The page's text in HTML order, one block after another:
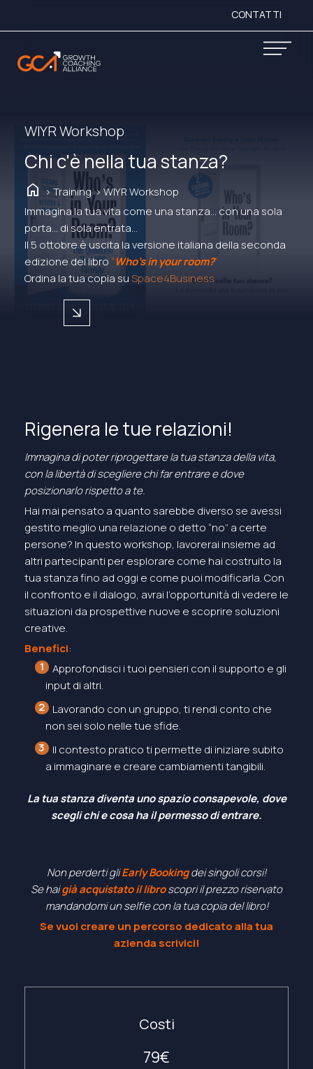
CONTATTI
WIYR Workshop
Chi c'è nella tua stanza?
home > Training > WIYR Workshop
Immagina la tua vita come una stanza… con una sola
porta… di sola entrata…
Il 5 ottobre è uscita la versione italiana della seconda
edizione del libro “Who’s in your room?“
Ordina la tua copia suSpace4Business
arrow_forward
Rigenera le tue relazioni!
Immagina di poter riprogettare la tua stanza della vita,
con la libertà di scegliere chi far entrare e dove
posizionarlo rispetto a te.
Hai mai pensato a quanto sarebbe diverso se avessi
gestito meglio una relazione o detto “no” a certe
persone? In questo workshop, lavorerai insieme ad
altri partecipanti per esplorare come hai costruito la
tua stanza fino ad oggi e come puoi modificarla. Con
il confronto e il dialogo, avrai l’opportunità di vedere le
situazioni da prospettive nuove e scoprire soluzioni
creative.
Benefici:
Approfondisci i tuoi pensieri con il supporto e gli
input di altri.
Lavorando con un gruppo, ti rendi conto che
non sei solo nelle tue sfide.
Il contesto pratico ti permette di iniziare subito
a immaginare e creare cambiamenti tangibili.
La tua stanza diventa uno spazio consapevole, dove
scegli chi e cosa ha il permesso di entrare.
Non perderti gliEarly Bookingdei singoli corsi!
Se haigià acquistato il libroscopri il prezzo riservato
mandandomi un selfie con la tua copia del libro!
Se vuoi creare un percorso dedicato alla tua
azienda scrivici!
Costi
79€